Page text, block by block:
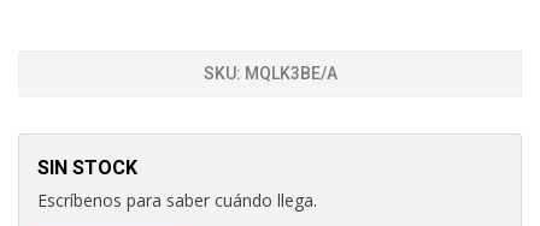
SKU: MQLK3BE/A
SIN STOCK
Escríbenos para saber cuándo llega.